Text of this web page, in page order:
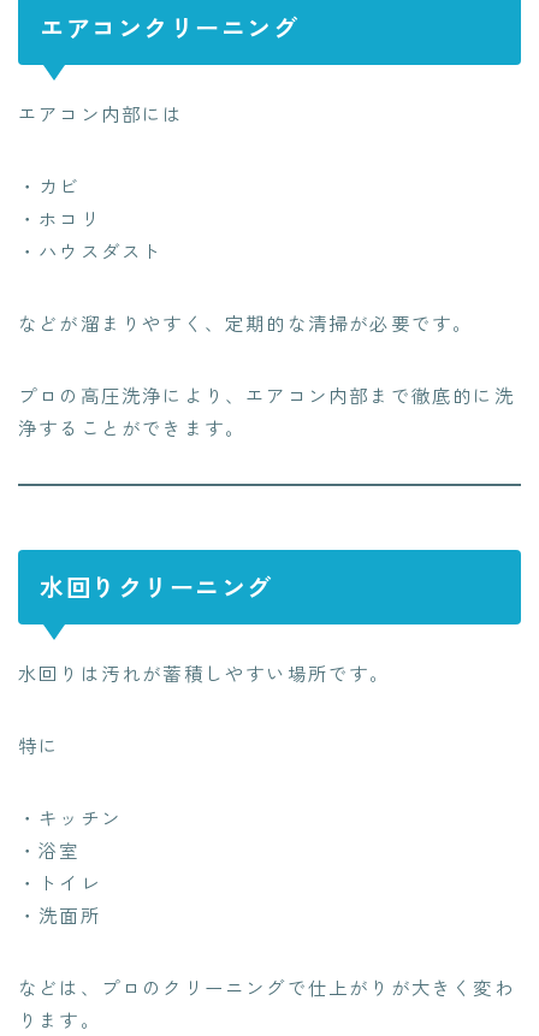
エアコンクリーニング
エアコン内部には
・カビ
・ホコリ
・ハウスダスト
などが溜まりやすく、定期的な清掃が必要です。
プロの高圧洗浄により、エアコン内部まで徹底的に洗
浄することができます。
水回りクリーニング
水回りは汚れが蓄積しやすい場所です。
特に
・キッチン
・浴室
・トイレ
・洗面所
などは、プロのクリーニングで仕上がりが大きく変わ
ります。